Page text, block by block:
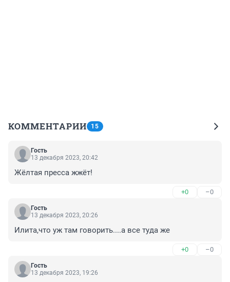
КОММЕНТАРИИ 15
Гость
13 декабря 2023, 20:42
Жёлтая пресса жжёт!
+0 –0
Гость
13 декабря 2023, 20:26
Илита,что уж там говорить....а все туда же
+0 –0
Гость
13 декабря 2023, 19:26